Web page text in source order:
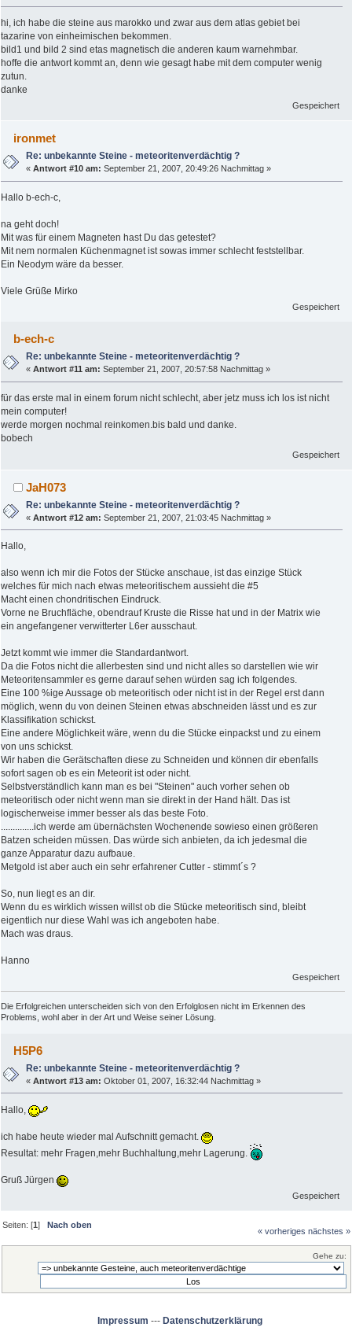
hi, ich habe die steine aus marokko und zwar aus dem atlas gebiet bei
tazarine von einheimischen bekommen.
bild1 und bild 2 sind etas magnetisch die anderen kaum warnehmbar.
hoffe die antwort kommt an, denn wie gesagt habe mit dem computer wenig
zutun.
danke
Gespeichert
ironmet
Re: unbekannte Steine - meteoritenverdächtig ?
«Antwort #10 am: September 21, 2007, 20:49:26 Nachmittag »
Hallo b-ech-c,
na geht doch!
Mit was für einem Magneten hast Du das getestet?
Mit nem normalen Küchenmagnet ist sowas immer schlecht feststellbar.
Ein Neodym wäre da besser.
Viele Grüße Mirko
Gespeichert
b-ech-c
Re: unbekannte Steine - meteoritenverdächtig ?
«Antwort #11 am: September 21, 2007, 20:57:58 Nachmittag »
für das erste mal in einem forum nicht schlecht, aber jetz muss ich los ist nicht
mein computer!
werde morgen nochmal reinkomen.bis bald und danke.
bobech
Gespeichert
JaH073
Re: unbekannte Steine - meteoritenverdächtig ?
«Antwort #12 am: September 21, 2007, 21:03:45 Nachmittag »
Hallo,
also wenn ich mir die Fotos der Stücke anschaue, ist das einzige Stück
welches für mich nach etwas meteoritischem aussieht die #5
Macht einen chondritischen Eindruck.
Vorne ne Bruchfläche, obendrauf Kruste die Risse hat und in der Matrix wie
ein angefangener verwitterter L6er ausschaut.
Jetzt kommt wie immer die Standardantwort.
Da die Fotos nicht die allerbesten sind und nicht alles so darstellen wie wir
Meteoritensammler es gerne darauf sehen würden sag ich folgendes.
Eine 100 %ige Aussage ob meteoritisch oder nicht ist in der Regel erst dann
möglich, wenn du von deinen Steinen etwas abschneiden lässt und es zur
Klassifikation schickst.
Eine andere Möglichkeit wäre, wenn du die Stücke einpackst und zu einem
von uns schickst.
Wir haben die Gerätschaften diese zu Schneiden und können dir ebenfalls
sofort sagen ob es ein Meteorit ist oder nicht.
Selbstverständlich kann man es bei "Steinen" auch vorher sehen ob
meteoritisch oder nicht wenn man sie direkt in der Hand hält. Das ist
logischerweise immer besser als das beste Foto.
..............ich werde am übernächsten Wochenende sowieso einen größeren
Batzen scheiden müssen. Das würde sich anbieten, da ich jedesmal die
ganze Apparatur dazu aufbaue.
Metgold ist aber auch ein sehr erfahrener Cutter - stimmt´s ?
So, nun liegt es an dir.
Wenn du es wirklich wissen willst ob die Stücke meteoritisch sind, bleibt
eigentlich nur diese Wahl was ich angeboten habe.
Mach was draus.
Hanno
Gespeichert
Die Erfolgreichen unterscheiden sich von den Erfolglosen nicht im Erkennen des
Problems, wohl aber in der Art und Weise seiner Lösung.
H5P6
Re: unbekannte Steine - meteoritenverdächtig ?
«Antwort #13 am: Oktober 01, 2007, 16:32:44 Nachmittag »
Hallo,
ich habe heute wieder mal Aufschnitt gemacht.
Resultat: mehr Fragen,mehr Buchhaltung,mehr Lagerung.
Gruß Jürgen
Gespeichert
Seiten: [1]Nach oben
« vorheriges nächstes »
Gehe zu:
Impressum --- Datenschutzerklärung